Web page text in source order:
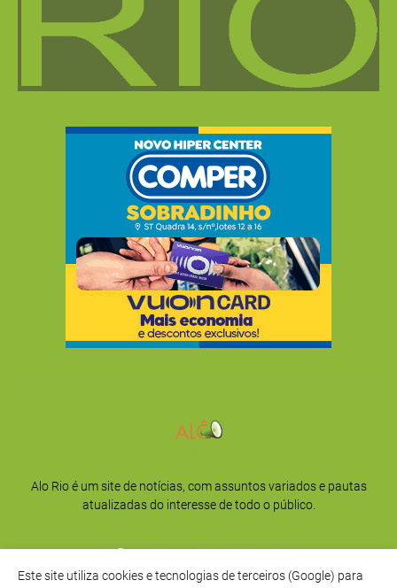
Alo Rio é um site de notícias, com assuntos variados e pautas
atualizadas do interesse de todo o público.
Este site utiliza cookies e tecnologias de terceiros (Google) para